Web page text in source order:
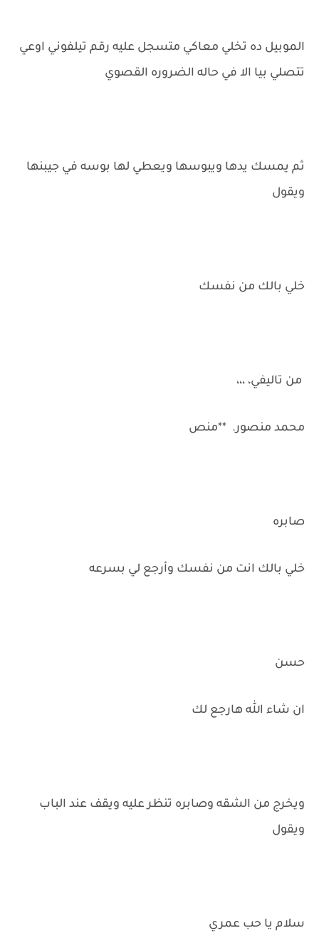
الموبيل ده تخلي معاكي متسجل عليه رقم تيلفوني اوعي
تتصلي بيا الا في حاله الضروره القصوي
ثم يمسك يدها ويبوسها ويعطي لها بوسه في جيبنها
ويقول
خلي بالك من نفسك
من تاليفي، ،،،
محمد منصور. **منص
صابره
خلي بالك انت من نفسك وأرجع لي بسرعه
حسن
ان شاء الله هارجع لك
ويخرج من الشقه وصابره تنظر عليه ويقف عند الباب
ويقول
سلام يا حب عمري